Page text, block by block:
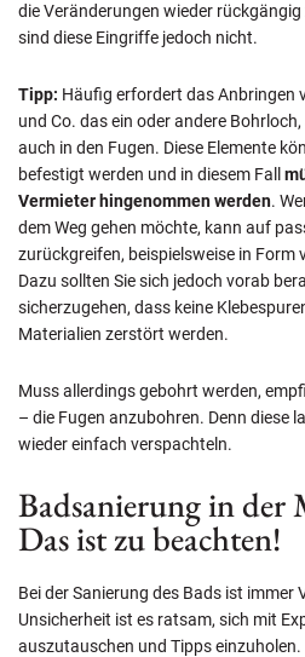
die Veränderungen wieder
sind diese Eingriffe jedoch nicht.
Tipp: Häufig erfordert das Anbringen
und Co. das ein oder andere
auch in den Fugen. Diese Elemente
befestigt werden und in diesem Fall
Vermieter hingenommen werden.
dem Weg gehen möchte, kann auf
zurückgreifen, beispielsweise in Form
Dazu sollten Sie sich jedoch vorab
sicherzugehen, dass keine
Materialien zerstört werden.
Muss allerdings gebohrt werden,
– die Fugen anzubohren. Denn diese
wieder einfach verspachteln.
Badsanierung in der
Das ist zu beachten!
Bei der Sanierung des Bads ist immer
Unsicherheit ist es ratsam, sich mit
auszutauschen und Tipps einzuholen.